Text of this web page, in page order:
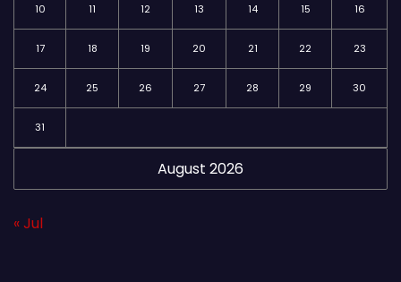
August 2026
10 11 12 13 14 15 16
17 18 19 20 21 22 23
24 25 26 27 28 29 30
31
« Jul